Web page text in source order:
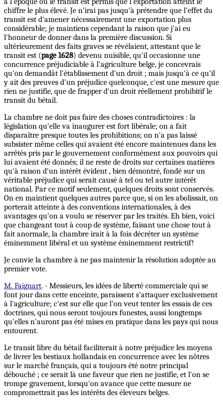
chiffre le plus élevé. Je n'irai pas jusqu'à prétendre que l'effet du
transit est d'amener nécessairement une exportation plus
considérable; je maintiens cependant la raison que j'ai eu
l'honneur de donner dans la première discussion. Si
ultérieurement des faits graves se révélaient, attestant que le
transit est (page 1628) devenu nuisible, qu'il occasionne une
concurrence préjudiciable à l'agriculture belge, je concevrais
qu'on demandât l'établissement d'un droit ; mais jusqu'à ce qu'il
y ait des preuves d'un préjudice quelconque, c'est une mesure que
rien ne justifie, que de frapper d'un droit réellement prohibitif le
transit du bétail.
La chambre ne doit pas faire des choses contradictoires : la
législation qu'elle va inaugurer est fort libérale; on a fait
disparaître presque toutes les prohibitions; on n'a pas laissé
subsister même celles qui avaient été encore maintenues dans les
arrêtés pris par le gouvernement conformément aux pouvoirs qui
lui avaient été donnés; il ne reste de droits sur certaines matières
qu'à raison d'un intérêt évident , bien démontré, fondé sur un
véritable préjudice qui serait causé à tel ou tel autre intérêt
national. Par ce motif seulement, quelques droits sont conservés.
On en maintient quelques autres parce que, si on les abolissait, on
porterait atteinte à des conventions internationales, à des
avantages qu'on a voulu se réserver par les traités. Eh bien, voici
que changeant tout à coup de système, faisant une chose tout à
fait anormale, la chambre irait à la fois décréter un système
éminemment libéral et un système éminemment restrictif!
Je convie la chambre à ne pas maintenir la résolution adoptée au
premier vote.
M. Faignart. - Messieurs, les idées de liberté commerciale qui se
font jour dans cette enceinte, paraissent s'attaquer exclusivement
à l'agriculture; c'est sur elle que l'on veut tenter les essais de ces
doctrines, qui nous seront toujours funestes, aussi longtemps
qu'elles n'auront pas été mises en pratique dans les pays qui nous
entourent.
Le transit libre du bétail faciliterait à notre préjudice les moyens
de livrer les bestiaux hollandais en concurrence avec les nôtres
sur le marché français, qui a toujours été notre principal
débouché ; ce serait là une faveur que rien ne justifie, et l'on se
trompe gravement, lorsqu'on avance que cette mesure ne
compromettrait pas les intérêts des éleveurs belges.